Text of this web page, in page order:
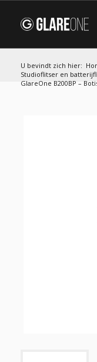
U bevindt zich hier:
Studioflitser en
GlareOne B200BP –